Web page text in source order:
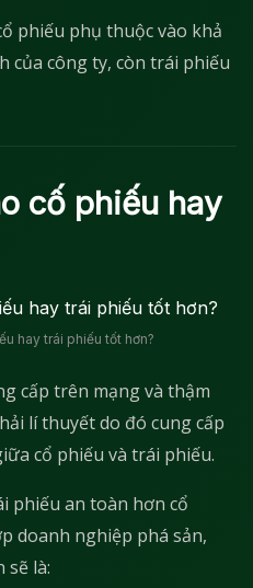
phiếu phụ thuộc vào khả
của công ty, còn trái phiếu
cố phiếu hay
hay trái phiếu tốt hơn?
cấp trên mạng và thậm
lí thuyết do đó cung cấp
cổ phiếu và trái phiếu.
phiếu an toàn hơn cổ
doanh nghiệp phá sản,
là: